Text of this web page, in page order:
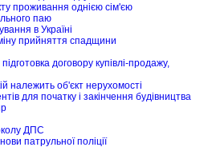
проживання однією сім'єю
паю
в Україні
прийняття спадщини
договору купівлі-продажу,
належить об'єкт нерухомості
для початку і закінчення будівництва
ДПС
патрульної поліції